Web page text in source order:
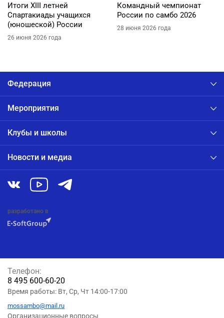
Итоги XIII летней
Спартакиады учащихся
(юношеской) России
26 июня 2026 года
Командный чемпионат
России по самбо 2026
28 июня 2026 года
Федерация
Мероприятия
Клубы и школы
Новости и медиа
разработано в
Телефон:
8 495 600-60-20
Время работы: Вт, Ср, Чт 14:00-17:00
mossambo@mail.ru
Организационные вопросы